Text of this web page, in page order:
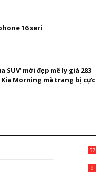
16 seri
SUV’ mới đẹp mê ly giá 283
Morning mà trang bị cực
57
9